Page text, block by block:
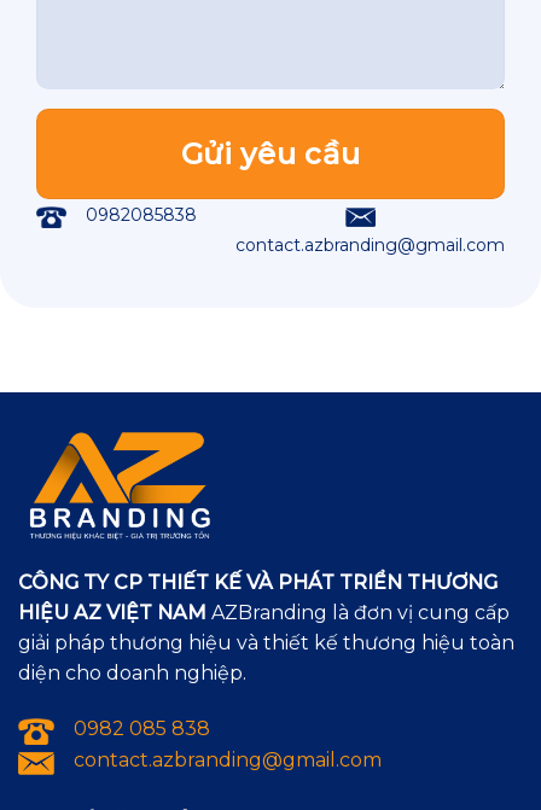
0982085838
contact.azbranding@gmail.com
CÔNG TY CP THIẾT KẾ VÀ PHÁT TRIỂN THƯƠNG
HIỆU AZ VIỆT NAM AZBranding là đơn vị cung cấp
giải pháp thương hiệu và thiết kế thương hiệu toàn
diện cho doanh nghiệp.
0982 085 838
contact.azbranding@gmail.com